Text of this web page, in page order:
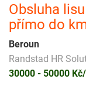
Obsluha
přímo do
Beroun
Randstad HR
30000 - 50000